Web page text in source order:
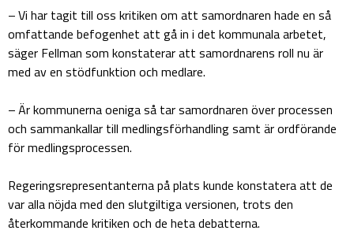
– Vi har tagit till oss kritiken om att samordnaren hade en så
omfattande befogenhet att gå in i det kommunala arbetet,
säger Fellman som konstaterar att samordnarens roll nu är
med av en stödfunktion och medlare.
– Är kommunerna oeniga så tar samordnaren över processen
och sammankallar till medlingsförhandling samt är ordförande
för medlingsprocessen.
Regeringsrepresentanterna på plats kunde konstatera att de
var alla nöjda med den slutgiltiga versionen, trots den
återkommande kritiken och de heta debatterna.